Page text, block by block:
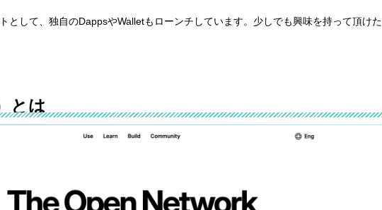
として、独自のDappsやWalletもローンチしています。少しでも興味を持って頂けた
とは